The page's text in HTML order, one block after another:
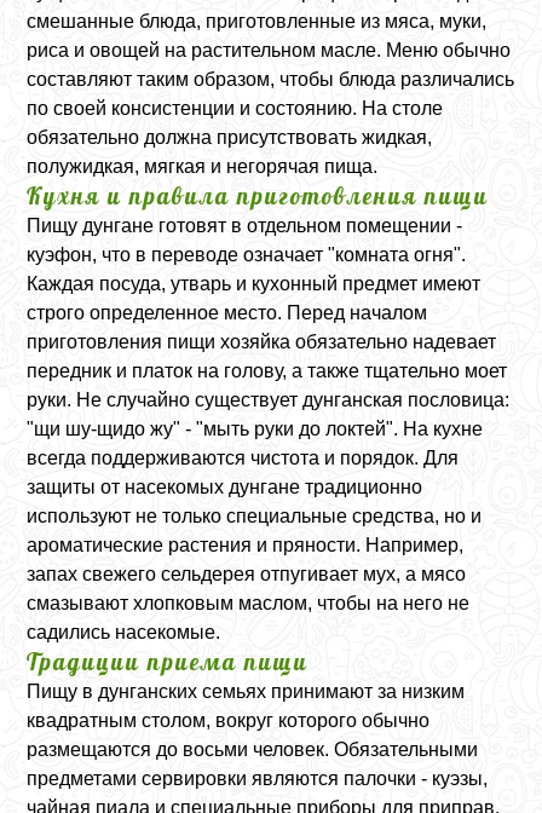
смешанные блюда, приготовленные из мяса, муки,
риса и овощей на растительном масле. Меню обычно
составляют таким образом, чтобы блюда различались
по своей консистенции и состоянию. На столе
обязательно должна присутствовать жидкая,
полужидкая, мягкая и негорячая пища.
Кухня и правила приготовления пищи
Пищу дунгане готовят в отдельном помещении -
куэфон, что в переводе означает "комната огня".
Каждая посуда, утварь и кухонный предмет имеют
строго определенное место. Перед началом
приготовления пищи хозяйка обязательно надевает
передник и платок на голову, а также тщательно моет
руки. Не случайно существует дунганская пословица:
"щи шу-щидо жу" - "мыть руки до локтей". На кухне
всегда поддерживаются чистота и порядок. Для
защиты от насекомых дунгане традиционно
используют не только специальные средства, но и
ароматические растения и пряности. Например,
запах свежего сельдерея отпугивает мух, а мясо
смазывают хлопковым маслом, чтобы на него не
садились насекомые.
Традиции приема пищи
Пищу в дунганских семьях принимают за низким
квадратным столом, вокруг которого обычно
размещаются до восьми человек. Обязательными
предметами сервировки являются палочки - куэзы,
чайная пиала и специальные приборы для приправ.